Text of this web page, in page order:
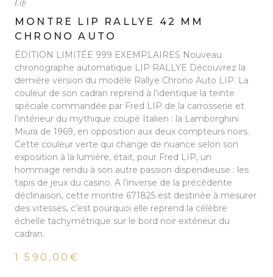
Lip
MONTRE LIP RALLYE 42 MM
CHRONO AUTO
ÉDITION LIMITÉE 999 EXEMPLAIRES Nouveau
chronographe automatique LIP RALLYE Découvrez la
dernière version du modèle Rallye Chrono Auto LIP. La
couleur de son cadran reprend à l’identique la teinte
spéciale commandée par Fred LIP de la carrosserie et
l’intérieur du mythique coupé Italien : la Lamborghini
Miura de 1969, en opposition aux deux compteurs noirs.
Cette couleur verte qui change de nuance selon son
exposition à la lumière, était, pour Fred LIP, un
hommage rendu à son autre passion dispendieuse : les
tapis de jeux du casino. A l’inverse de la précédente
déclinaison, cette montre 671825 est destinée à mesurer
des vitesses, c’est pourquoi elle reprend la célèbre
échelle tachymétrique sur le bord noir extérieur du
cadran.
1 590,00€